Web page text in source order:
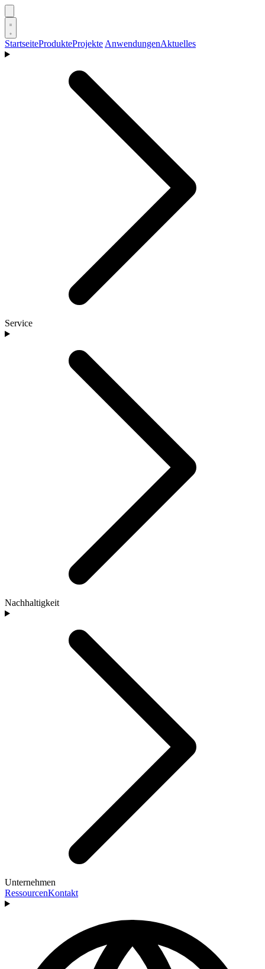
StartseiteProdukteProjekte AnwendungenAktuelles
Service
Nachhaltigkeit
Unternehmen
RessourcenKontakt